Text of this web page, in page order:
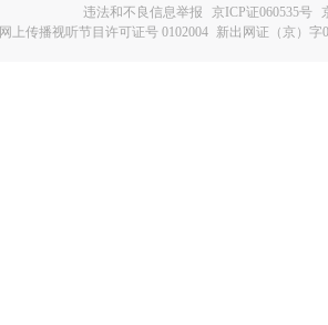
违法和不良信息举报 京ICP证060535号
网上传播视听节目许可证号 0102004 新出网证（京）